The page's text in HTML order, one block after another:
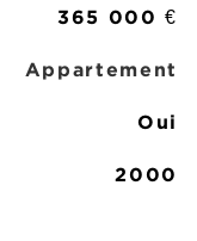
365 000 €
Appartement
Oui
2000